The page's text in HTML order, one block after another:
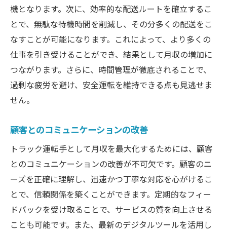
機となります。次に、効率的な配送ルートを確立するこ
とで、無駄な待機時間を削減し、その分多くの配送をこ
なすことが可能になります。これによって、より多くの
仕事を引き受けることができ、結果として月収の増加に
つながります。さらに、時間管理が徹底されることで、
過剰な疲労を避け、安全運転を維持できる点も見逃せま
せん。
顧客とのコミュニケーションの改善
トラック運転手として月収を最大化するためには、顧客
とのコミュニケーションの改善が不可欠です。顧客のニ
ーズを正確に理解し、迅速かつ丁寧な対応を心がけるこ
とで、信頼関係を築くことができます。定期的なフィー
ドバックを受け取ることで、サービスの質を向上させる
ことも可能です。また、最新のデジタルツールを活用し